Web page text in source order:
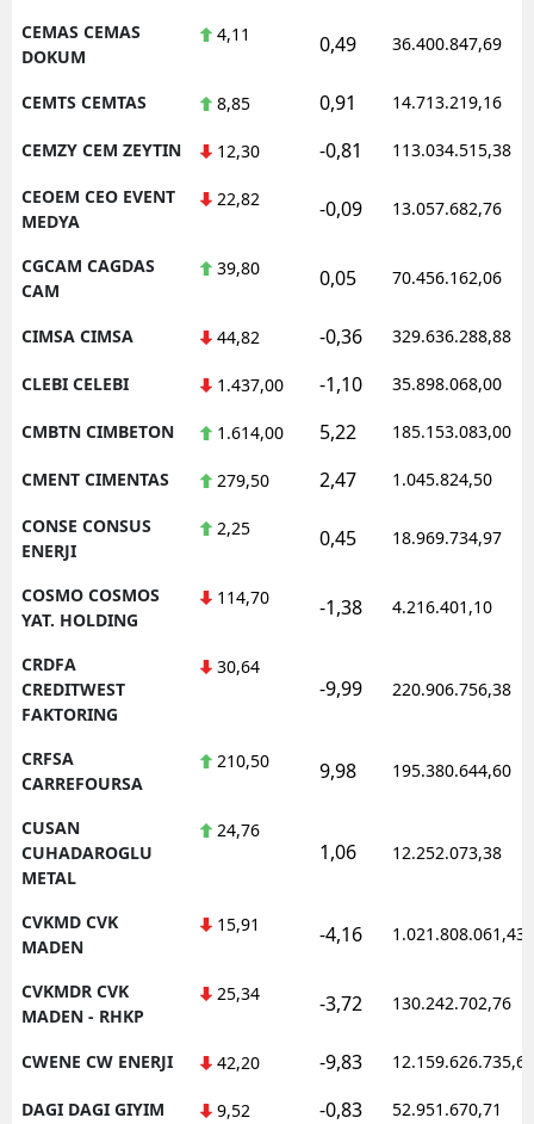
CEMAS CEMAS
DOKUM
4,11 0,49 36.400.847,69
CEMTS CEMTAS 8,85 0,91 14.713.219,16
CEMZY CEM ZEYTIN 12,30 -0,81 113.034.515,38
CEOEM CEO EVENT
MEDYA
22,82 -0,09 13.057.682,76
CGCAM CAGDAS
CAM
39,80 0,05 70.456.162,06
CIMSA CIMSA 44,82 -0,36 329.636.288,88
CLEBI CELEBI 1.437,00 -1,10 35.898.068,00
CMBTN CIMBETON 1.614,00 5,22 185.153.083,00
CMENT CIMENTAS 279,50 2,47 1.045.824,50
CONSE CONSUS
ENERJI
2,25 0,45 18.969.734,97
COSMO COSMOS
YAT. HOLDING
114,70 -1,38 4.216.401,10
CRDFA
CREDITWEST
FAKTORING
30,64
-9,99 220.906.756,38
CRFSA
CARREFOURSA
210,50 9,98 195.380.644,60
CUSAN
CUHADAROGLU
METAL
24,76
1,06 12.252.073,38
CVKMD CVK
MADEN
15,91 -4,16 1.021.808.061,43
CVKMDR CVK
MADEN - RHKP
25,34 -3,72 130.242.702,76
CWENE CW ENERJI 42,20 -9,83 12.159.626.735,62
DAGI DAGI GIYIM 9,52 -0,83 52.951.670,71